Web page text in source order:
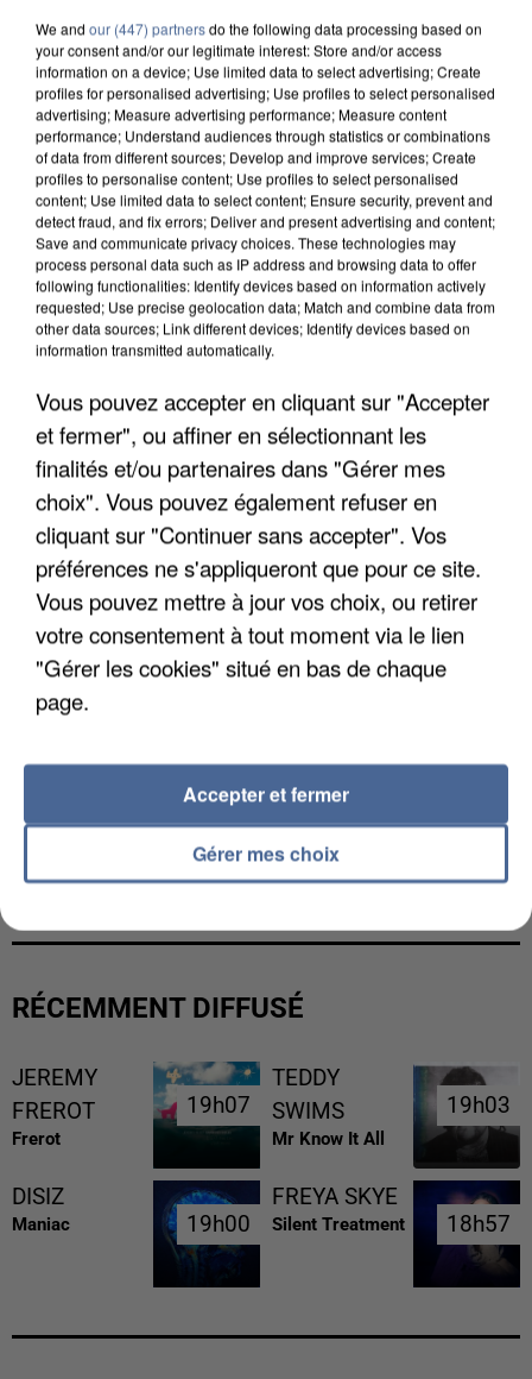
APRÈS TOUTES CES CANICULES, LES REFUGES
DE FAUNE SAUVAGE SONT...
L’UN DES FONDATEURS SUPPOSÉS DE LA DZ
MAFIA INTERPELLÉ EN ALGÉRIE
RÉCEMMENT DIFFUSÉ
JEREMY
FREROT
Frerot
19h07
19h07
TEDDY
SWIMS
Mr Know It All
19h03
19h03
DISIZ
Maniac 19h00
19h00
FREYA SKYE
Silent Treatment 18h57
18h57
We and our (447) partnersdo the following data processing based on
your consent and/or our legitimate interest: Store and/or access
information on a device; Use limited data to select advertising; Create
profiles for personalised advertising; Use profiles to select personalised
advertising; Measure advertising performance; Measure content
performance; Understand audiences through statistics or combinations
of data from different sources; Develop and improve services; Create
profiles to personalise content; Use profiles to select personalised
content; Use limited data to select content; Ensure security, prevent and
detect fraud, and fix errors; Deliver and present advertising and content;
Save and communicate privacy choices. These technologies may
process personal data such as IP address and browsing data to offer
following functionalities: Identify devices based on information actively
requested; Use precise geolocation data; Match and combine data from
other data sources; Link different devices; Identify devices based on
information transmitted automatically.
Vous pouvez accepter en cliquant sur "Accepter
et fermer", ou affiner en sélectionnant les
finalités et/ou partenaires dans "Gérer mes
choix". Vous pouvez également refuser en
cliquant sur "Continuer sans accepter". Vos
préférences ne s'appliqueront que pour ce site.
Vous pouvez mettre à jour vos choix, ou retirer
votre consentement à tout moment via le lien
"Gérer les cookies" situé en bas de chaque
page.
Gérer mes choix
Accepter et fermer